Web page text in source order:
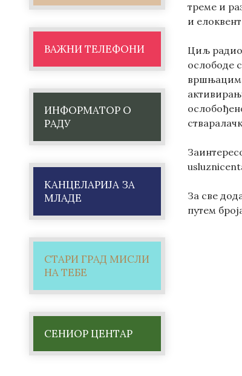
ВАЖНИ ТЕЛЕФОНИ
ИНФОРМАТОР О
РАДУ
КАНЦЕЛАРИЈА ЗА
МЛАДЕ
СТАРИ ГРАД МИСЛИ
НА ТЕБЕ
СЕНИОР ЦЕНТАР
треме и
и
Циљ
ослободе
За све
путем